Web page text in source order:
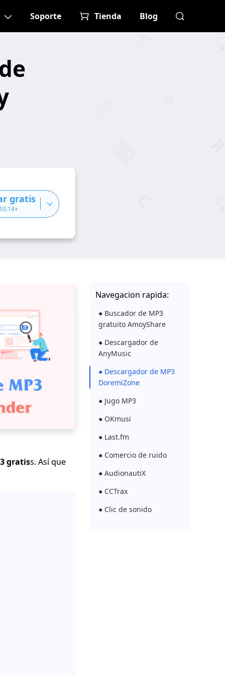
Soporte Tienda Blog
gratis
gratiss. Así que
Navegacion rapida:
● Buscador de MP3
gratuito AmoyShare
● Descargador de
AnyMusic
● Descargador de MP3
DoremiZone
● Jugo MP3
● OKmusi
● Last.fm
● Comercio de ruido
● AudionautiX
● CCTrax
● Clic de sonido